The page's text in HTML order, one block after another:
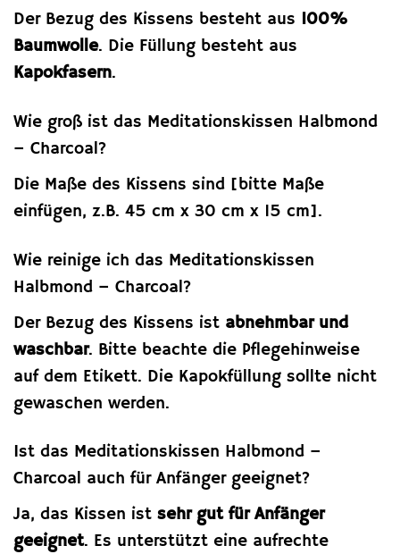
Der Bezug des Kissens besteht aus 100%
Baumwolle. Die Füllung besteht aus
Kapokfasern.
Wie groß ist das Meditationskissen Halbmond
– Charcoal?
Die Maße des Kissens sind [bitte Maße
einfügen, z.B. 45 cm x 30 cm x 15 cm].
Wie reinige ich das Meditationskissen
Halbmond – Charcoal?
Der Bezug des Kissens ist abnehmbar und
waschbar. Bitte beachte die Pflegehinweise
auf dem Etikett. Die Kapokfüllung sollte nicht
gewaschen werden.
Ist das Meditationskissen Halbmond –
Charcoal auch für Anfänger geeignet?
Ja, das Kissen ist sehr gut für Anfänger
geeignet. Es unterstützt eine aufrechte